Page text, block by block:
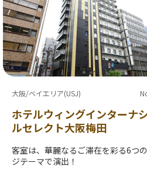
大阪/ベイエリア(USJ)
ホテルウィングインターナ
ルセレクト大阪梅田
客室は、華麗なるご滞在を彩る6つ
ジテーマで演出！